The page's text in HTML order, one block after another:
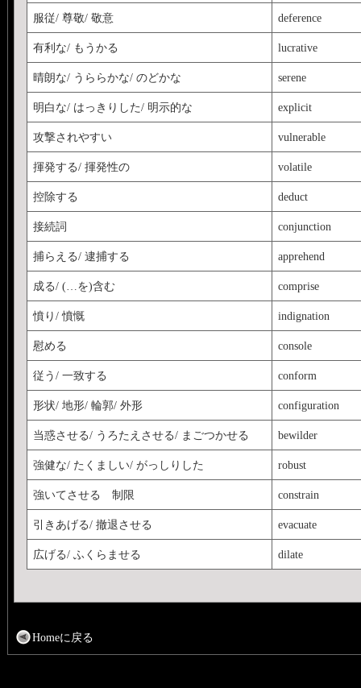
服従/ 尊敬/ 敬意 deference
有利な/ もうかる lucrative
晴朗な/ うららかな/ のどかな serene
明白な/ はっきりした/ 明示的な explicit
攻撃されやすい vulnerable
揮発する/ 揮発性の volatile
控除する deduct
接続詞 conjunction
捕らえる/ 逮捕する apprehend
成る/ (…を)含む comprise
憤り/ 憤慨 indignation
慰める console
従う/ 一致する conform
形状/ 地形/ 輪郭/ 外形 configuration
当惑させる/ うろたえさせる/ まごつかせる bewilder
強健な/ たくましい/ がっしりした robust
強いてさせる 制限 constrain
引きあげる/ 撤退させる evacuate
広げる/ ふくらませる dilate
Homeに戻る